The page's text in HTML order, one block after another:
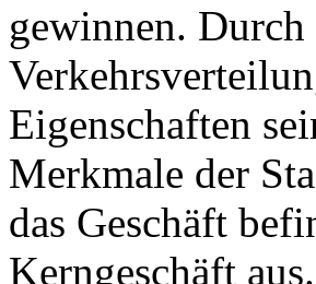
gewinnen. Durch
Eigenschaften
Merkmale der
das Geschäft
Kerngeschäft